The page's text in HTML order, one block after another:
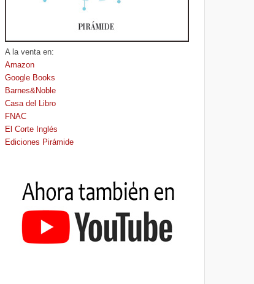
A la venta en:
Amazon
Google Books
Barnes&Noble
Casa del Libro
FNAC
El Corte Inglés
Ediciones Pirámide